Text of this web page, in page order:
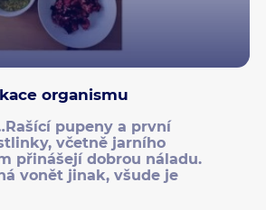
organismu
pupeny a první
včetně jarního
přinášejí dobrou náladu.
vonět jinak, všude je